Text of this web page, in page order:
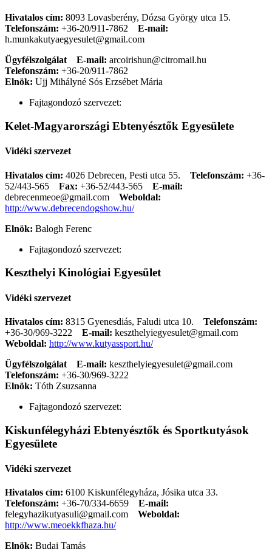
Hivatalos cím: 8093 Lovasberény, Dózsa György utca 15.
Telefonszám: +36-20/911-7862
E-mail:
h.munkakutyaegyesulet@gmail.com
Ügyfélszolgálat
E-mail: arcoirishun@citromail.hu
Telefonszám: +36-20/911-7862
Elnök: Ujj Mihályné Sós Erzsébet Mária
Fajtagondozó szervezet:
Kelet-Magyarországi Ebtenyésztők Egyesülete
Vidéki szervezet
Hivatalos cím: 4026 Debrecen, Pesti utca 55. Telefonszám: +36-
52/443-565
Fax: +36-52/443-565
E-mail:
debrecenmeoe@gmail.com
Weboldal:
http://www.debrecendogshow.hu/
Elnök: Balogh Ferenc
Fajtagondozó szervezet:
Keszthelyi Kinológiai Egyesület
Vidéki szervezet
Hivatalos cím: 8315 Gyenesdiás, Faludi utca 10. Telefonszám:
+36-30/969-3222
E-mail: keszthelyiegyesulet@gmail.com
Weboldal: http://www.kutyassport.hu/
Ügyfélszolgálat
E-mail: keszthelyiegyesulet@gmail.com
Telefonszám: +36-30/969-3222
Elnök: Tóth Zsuzsanna
Fajtagondozó szervezet:
Kiskunfélegyházi Ebtenyésztők és Sportkutyások
Egyesülete
Vidéki szervezet
Hivatalos cím: 6100 Kiskunfélegyháza, Jósika utca 33.
Telefonszám: +36-70/334-6659
E-mail:
felegyhazikutyasuli@gmail.com
Weboldal:
http://www.meoekkfhaza.hu/
Elnök: Budai Tamás